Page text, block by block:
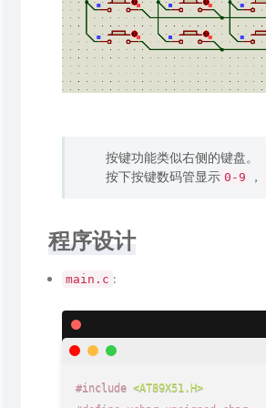
按键功能类似右侧的键盘。
按下按键数码管显示 0-9 ，
程序设计
main.c :
#include <AT89X51.H>